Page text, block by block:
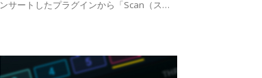
ンサートしたプラグインから「Scan（スキ